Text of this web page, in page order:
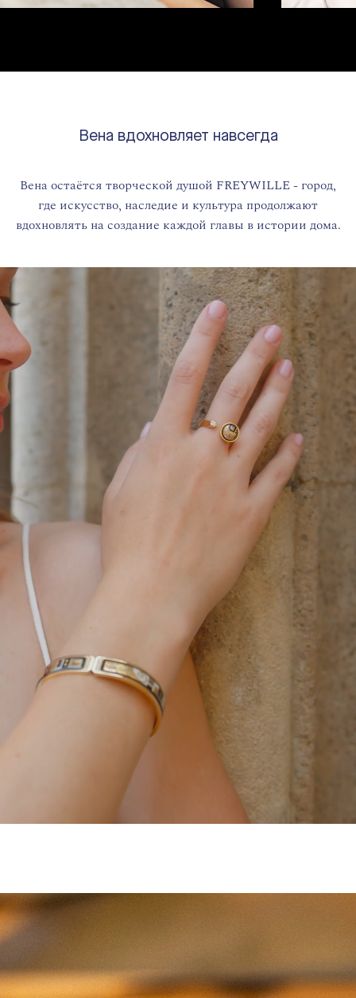
Вена вдохновляет навсегда
Вена остаётся творческой душой FREYWILLE - город,
где искусство, наследие и культура продолжают
вдохновлять на создание каждой главы в истории дома.